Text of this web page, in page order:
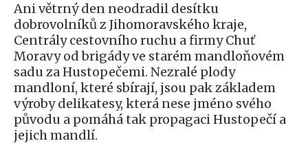
Ani větrný den neodradil desítku
dobrovolníků z Jihomoravského kraje,
Centrály cestovního ruchu a firmy Chuť
Moravy od brigády ve starém mandloňovém
sadu za Hustopečemi. Nezralé plody
mandloní, které sbírají, jsou pak základem
výroby delikatesy, která nese jméno svého
původu a pomáhá tak propagaci Hustopečí a
jejich mandlí.